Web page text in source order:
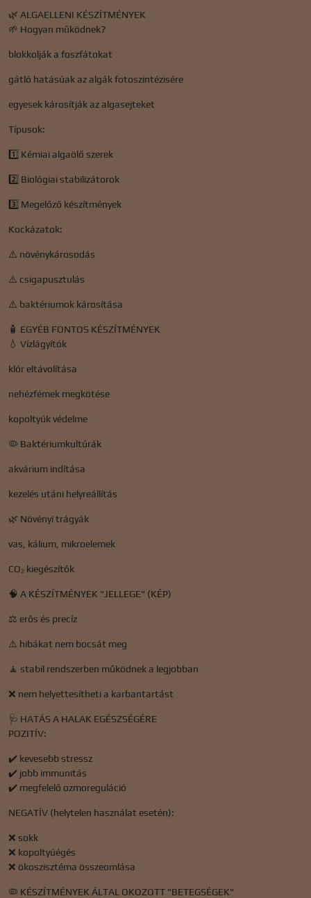
🌿 ALGAELLENI KÉSZÍTMÉNYEK
🌱 Hogyan működnek?
blokkolják a foszfátokat
gátló hatásúak az algák fotoszintézisére
egyesek károsítják az algasejteket
Típusok:
1️⃣ Kémiai algaölő szerek
2️⃣ Biológiai stabilizátorok
3️⃣ Megelőző készítmények
Kockázatok:
⚠️ növénykárosodás
⚠️ csigapusztulás
⚠️ baktériumok károsítása
🧴 EGYÉB FONTOS KÉSZÍTMÉNYEK
💧 Vízlágyítók
klór eltávolítása
nehézfémek megkötése
kopoltyúk védelme
🦠 Baktériumkultúrák
akvárium indítása
kezelés utáni helyreállítás
🌿 Növényi trágyák
vas, kálium, mikroelemek
CO₂ kiegészítők
🧠 A KÉSZÍTMÉNYEK "JELLEGE" (KÉP)
⚖️ erős és precíz
⚠️ hibákat nem bocsát meg
🧘 stabil rendszerben működnek a legjobban
❌ nem helyettesítheti a karbantartást
🩺 HATÁS A HALAK EGÉSZSÉGÉRE
POZITÍV:
✔️ kevesebb stressz
✔️ jobb immunitás
✔️ megfelelő ozmoreguláció
NEGATÍV (helytelen használat esetén):
❌ sokk
❌ kopoltyúégés
❌ ökoszisztéma összeomlása
🦠 KÉSZÍTMÉNYEK ÁLTAL OKOZOTT "BETEGSÉGEK"